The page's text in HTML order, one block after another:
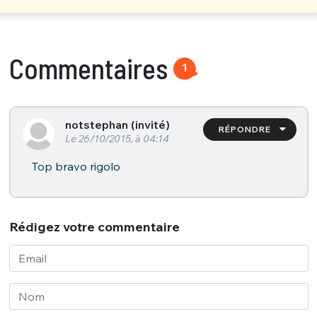
Commentaires 1
RÉPONDRE
notstephan (invité)
Le 26/10/2015, à 04:14
Top bravo rigolo
Rédigez votre commentaire